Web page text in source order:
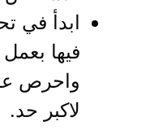
ابدأ في
فيها
واحرص
لاكبر حد.